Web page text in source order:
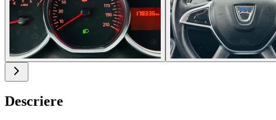
Descriere